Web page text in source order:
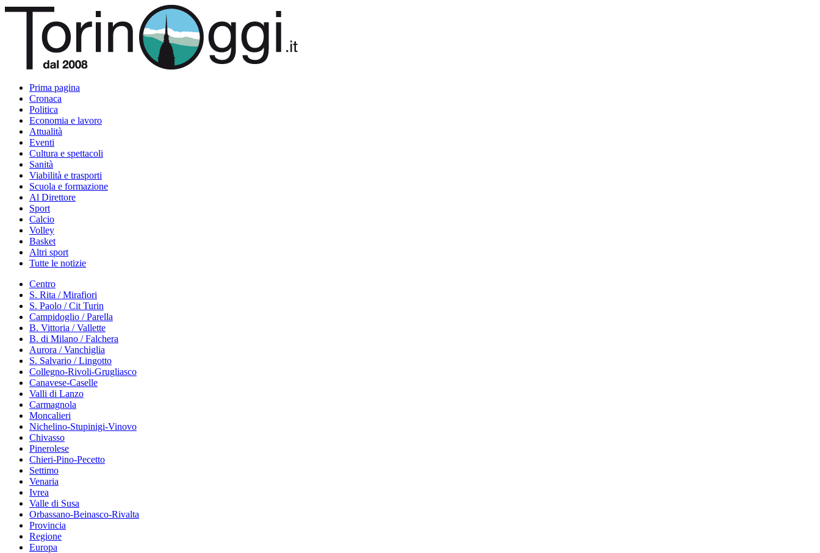
Prima pagina
Cronaca
Politica
Economia e lavoro
Attualità
Eventi
Cultura e spettacoli
Sanità
Viabilità e trasporti
Scuola e formazione
Al Direttore
Sport
Calcio
Volley
Basket
Altri sport
Tutte le notizie
Centro
S. Rita / Mirafiori
S. Paolo / Cit Turin
Campidoglio / Parella
B. Vittoria / Vallette
B. di Milano / Falchera
Aurora / Vanchiglia
S. Salvario / Lingotto
Collegno-Rivoli-Grugliasco
Canavese-Caselle
Valli di Lanzo
Carmagnola
Moncalieri
Nichelino-Stupinigi-Vinovo
Chivasso
Pinerolese
Chieri-Pino-Pecetto
Settimo
Venaria
Ivrea
Valle di Susa
Orbassano-Beinasco-Rivalta
Provincia
Regione
Europa